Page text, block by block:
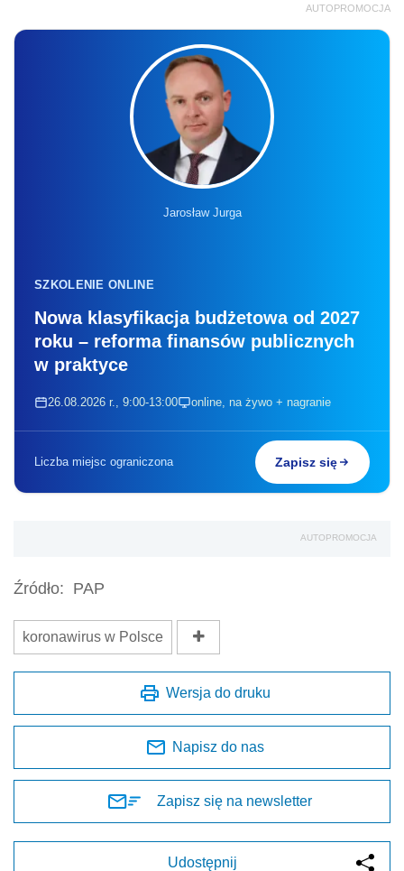
AUTOPROMOCJA
Jarosław Jurga
SZKOLENIE ONLINE
Nowa klasyfikacja budżetowa od 2027
roku – reforma finansów publicznych
w praktyce
26.08.2026 r., 9:00-13:00 online, na żywo + nagranie
Liczba miejsc ograniczona Zapisz się
AUTOPROMOCJA
Źródło: PAP
koronawirus w Polsce
Wersja do druku
Napisz do nas
Zapisz się na newsletter
Udostępnij